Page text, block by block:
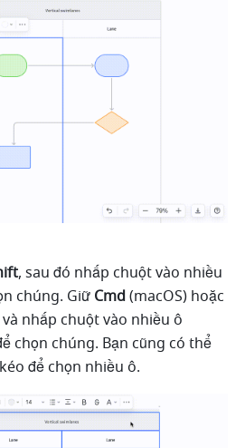
, sau đó nhấp chuột vào nhiều
chúng. Giữ Cmd
nhấp chuột vào nhiều ô
chọn chúng. Bạn cũng có thể
để chọn nhiều ô.